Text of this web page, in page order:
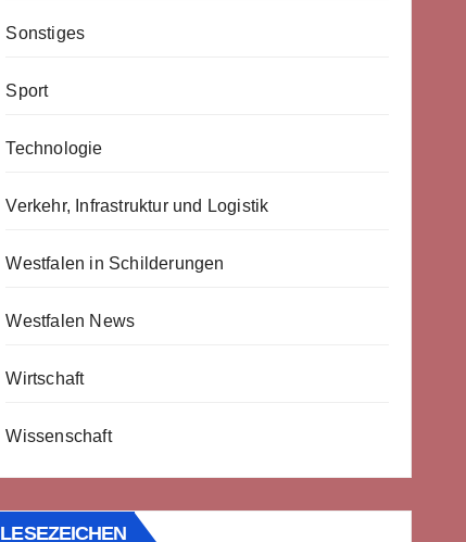
Sonstiges
Sport
Technologie
Verkehr, Infrastruktur und Logistik
Westfalen in Schilderungen
Westfalen News
Wirtschaft
Wissenschaft
LESEZEICHEN